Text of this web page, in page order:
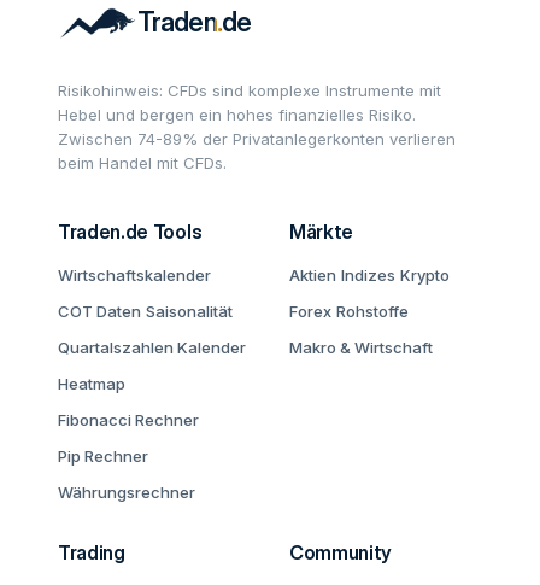
Risikohinweis: CFDs sind komplexe Instrumente mit
Hebel und bergen ein hohes finanzielles Risiko.
Zwischen 74-89% der Privatanlegerkonten verlieren
beim Handel mit CFDs.
Traden.de Tools
Wirtschaftskalender
COT Daten Saisonalität
Quartalszahlen Kalender
Heatmap
Fibonacci Rechner
Pip Rechner
Währungsrechner
Märkte
Aktien Indizes Krypto
Forex Rohstoffe
Makro & Wirtschaft
Trading Community